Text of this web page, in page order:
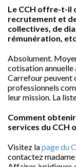
Le CCH offre-t-il
recrutement et
collectives, de
rémunération,
Absolument.
cotisation annuelle
Carrefour peuvent
professionnels
leur mission. La
Comment
services du CCH
Visitez lapage du
contactez